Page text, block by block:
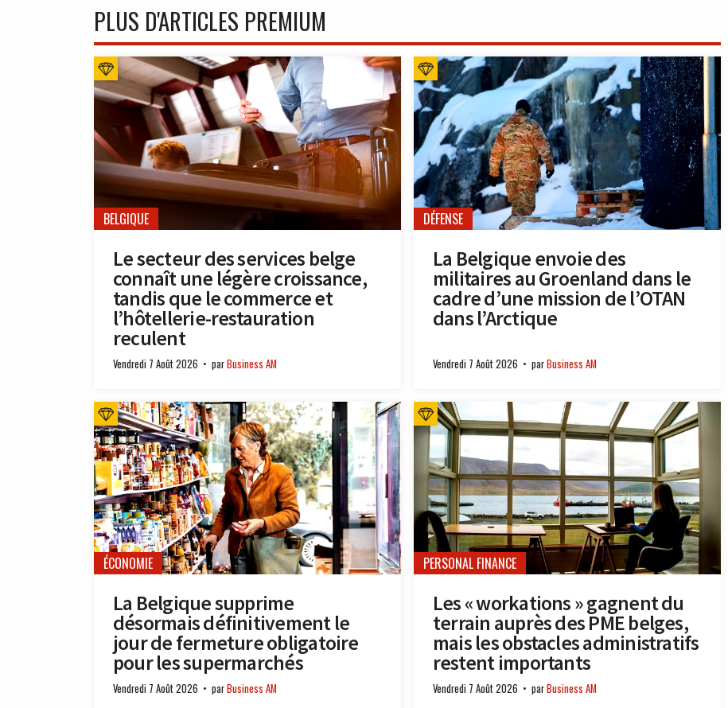
PLUS D'ARTICLES PREMIUM
BELGIQUE
Le secteur des services belge
connaît une légère croissance,
tandis que le commerce et
l’hôtellerie-restauration
reculent
Vendredi 7 Août 2026 parBusiness AM
DÉFENSE
La Belgique envoie des
militaires au Groenland dans le
cadre d’une mission de l’OTAN
dans l’Arctique
Vendredi 7 Août 2026 parBusiness AM
ÉCONOMIE
La Belgique supprime
désormais définitivement le
jour de fermeture obligatoire
pour les supermarchés
Vendredi 7 Août 2026 parBusiness AM
PERSONAL FINANCE
Les « workations » gagnent du
terrain auprès des PME belges,
mais les obstacles administratifs
restent importants
Vendredi 7 Août 2026 parBusiness AM